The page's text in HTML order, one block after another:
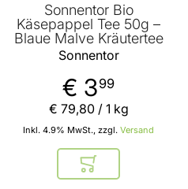
Sonnentor Bio
Käsepappel Tee 50g –
Blaue Malve Kräutertee
Sonnentor
€ 399
Inkl. 4.9% MwSt., zzgl. Versand
€ 79,80/ 1 kg
In den Warenkorb